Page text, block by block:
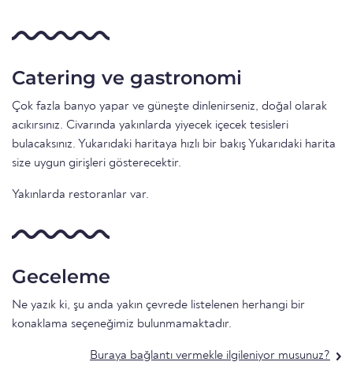
Catering ve gastronomi
Çok fazla banyo yapar ve güneşte dinlenirseniz, doğal olarak
acıkırsınız. Civarında yakınlarda yiyecek içecek tesisleri
bulacaksınız. Yukarıdaki haritaya hızlı bir bakış Yukarıdaki harita
size uygun girişleri gösterecektir.
Yakınlarda restoranlar var.
Geceleme
Ne yazık ki, şu anda yakın çevrede listelenen herhangi bir
konaklama seçeneğimiz bulunmamaktadır.
Buraya bağlantı vermekle ilgileniyor musunuz?